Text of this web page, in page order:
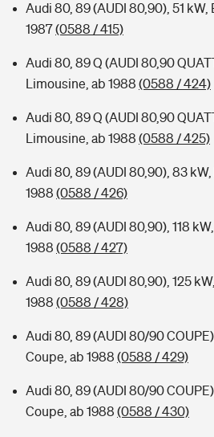
Audi 80, 89 (AUDI 80,90), 51
1987(0588 / 415)
Audi 80, 89 Q (AUDI 80,90
Limousine, ab 1988 (0588 / 424)
Audi 80, 89 Q (AUDI 80,90
Limousine, ab 1988 (0588 / 425)
Audi 80, 89 (AUDI 80,90), 83
1988 (0588 / 426)
Audi 80, 89 (AUDI 80,90), 118
1988 (0588 / 427)
Audi 80, 89 (AUDI 80,90), 125
1988 (0588 / 428)
Audi 80, 89 (AUDI 80/90
Coupe, ab 1988 (0588 / 429)
Audi 80, 89 (AUDI 80/90
Coupe, ab 1988 (0588 / 430)